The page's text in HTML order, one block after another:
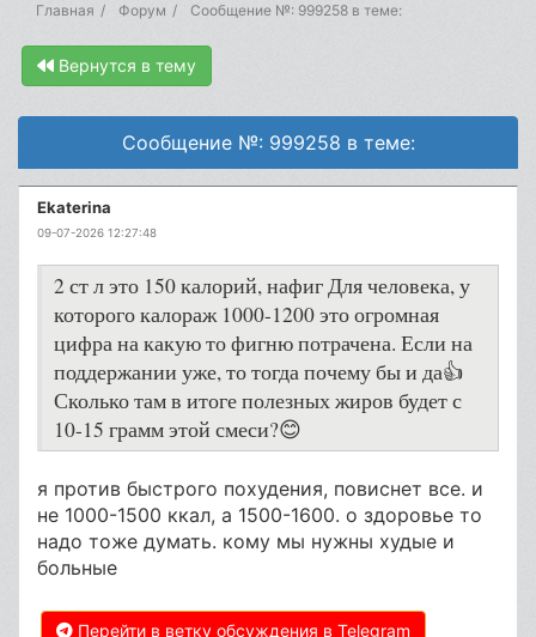
Главная Форум Сообщение №: 999258 в теме:
Вернутся в тему
Сообщение №: 999258 в теме:
Ekaterina
09-07-2026 12:27:48
2 ст л это 150 калорий, нафиг Для человека, у
которого калораж 1000-1200 это огромная
цифра на какую то фигню потрачена. Если на
поддержании уже, то тогда почему бы и да👍
Сколько там в итоге полезных жиров будет с
10-15 грамм этой смеси?😊
я против быстрого похудения, повиснет все. и
не 1000-1500 ккал, а 1500-1600. о здоровье то
надо тоже думать. кому мы нужны худые и
больные
Перейти в ветку обсуждения в Telegram